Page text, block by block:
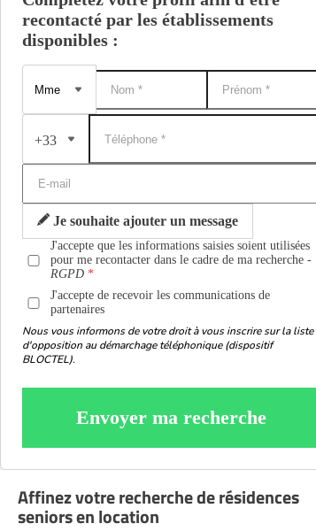
recontacté par les établissements
disponibles :
+33
Je souhaite ajouter un message
J'accepte que les informations saisies soient utilisées
pour me recontacter dans le cadre de ma recherche -
RGPD
J'accepte de recevoir les communications de
partenaires
Nous vous informons de votre droit à vous inscrire sur la liste
d'opposition au démarchage téléphonique (dispositif
BLOCTEL).
Envoyer ma recherche
Affinez votre recherche de résidences
seniors en location